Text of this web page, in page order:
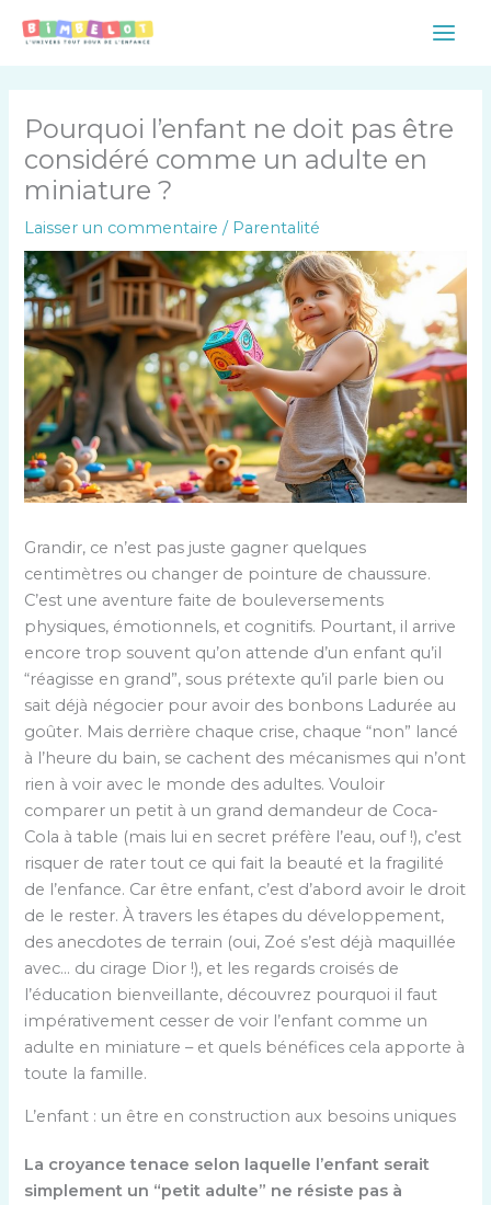
Main
Pourquoi l’enfant ne doit pas être
considéré comme un adulte en
miniature ?
Laisser un commentaire / Parentalité
Grandir, ce n’est pas juste gagner quelques
centimètres ou changer de pointure de chaussure.
C’est une aventure faite de bouleversements
physiques, émotionnels, et cognitifs. Pourtant, il arrive
encore trop souvent qu’on attende d’un enfant qu’il
“réagisse en grand”, sous prétexte qu’il parle bien ou
sait déjà négocier pour avoir des bonbons Ladurée au
goûter. Mais derrière chaque crise, chaque “non” lancé
à l’heure du bain, se cachent des mécanismes qui n’ont
rien à voir avec le monde des adultes. Vouloir
comparer un petit à un grand demandeur de Coca-
Cola à table (mais lui en secret préfère l’eau, ouf !), c’est
risquer de rater tout ce qui fait la beauté et la fragilité
de l’enfance. Car être enfant, c’est d’abord avoir le droit
de le rester. À travers les étapes du développement,
des anecdotes de terrain (oui, Zoé s’est déjà maquillée
avec… du cirage Dior !), et les regards croisés de
l’éducation bienveillante, découvrez pourquoi il faut
impérativement cesser de voir l’enfant comme un
adulte en miniature – et quels bénéfices cela apporte à
toute la famille.
L’enfant : un être en construction aux besoins uniques
La croyance tenace selon laquelle l’enfant serait
simplement un “petit adulte” ne résiste pas à